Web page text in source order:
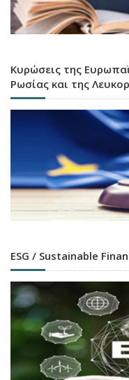
Κυρώσεις της
Ρωσίας και της
ESG / Sustainable